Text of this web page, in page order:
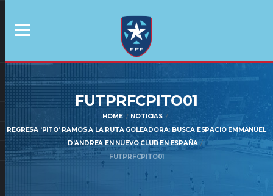
FUTPRFCPITO01
HOME
NOTICIAS
REGRESA ‘PITO’ RAMOS A LA RUTA GOLEADORA; BUSCA ESPACIO EMMANUEL
D’ANDREA EN NUEVO CLUB EN ESPAÑA
FUTPRFCPITO01